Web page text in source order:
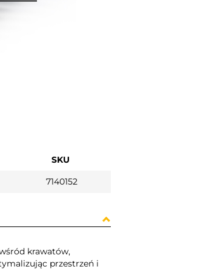
SKU
7140152
krawatów,
przestrzeń i